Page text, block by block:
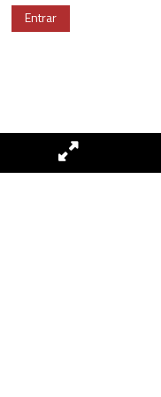
Entrar